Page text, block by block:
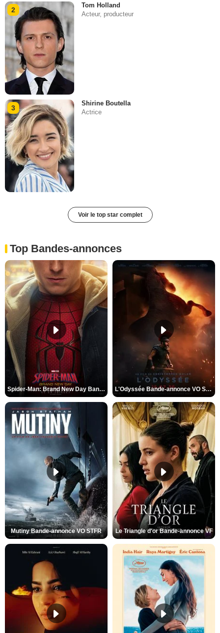
2
Tom Holland
Acteur, producteur
3
Shirine Boutella
Actrice
Voir le top star complet
Top Bandes-annonces
Spider-Man: Brand New Day Bande-annonce VO STFR L'Odyssée Bande-annonce VO STFR
Mutiny Bande-annonce VO STFR Le Triangle d'or Bande-annonce VF